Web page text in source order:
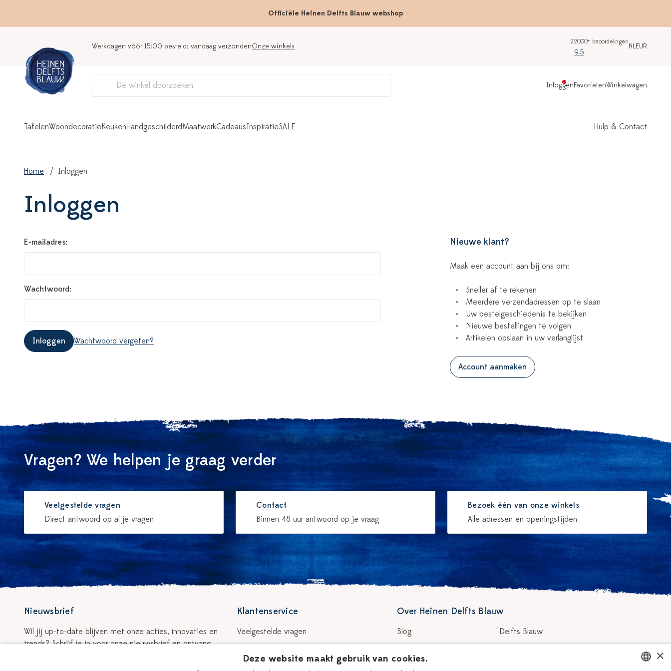
Officiële Heinen Delfts Blauw webshop
Werkdagen vóór 15:00 besteld; vandaag verzondenOnze winkels
22000+ beoordelingen
9.5
NLEUR
InloggenFavorietenWinkelwagen
TafelenWoondecoratieKeukenHandgeschilderdMaatwerkCadeausInspiratieSALE Hulp & Contact
Home Inloggen
Inloggen
E-mailadres:
Wachtwoord:
Inloggen Wachtwoord vergeten?
Nieuwe klant?
Maak een account aan bij ons om:
Sneller af te rekenen
Meerdere verzendadressen op te slaan
Uw bestelgeschiedenis te bekijken
Nieuwe bestellingen te volgen
Artikelen opslaan in uw verlanglijst
Account aanmaken
Vragen? We helpen je graag verder
Veelgestelde vragen
Direct antwoord op al je vragen
Contact
Binnen 48 uur antwoord op je vraag
Bezoek één van onze winkels
Alle adressen en openingstijden
Nieuwsbrief
Wil jij up-to-date blijven met onze acties, innovaties en
trends? Schrijf je in voor onze nieuwsbrief en ontvang
Klantenservice
Veelgestelde vragen
Retour & garantie
Over Heinen Delfts Blauw
Blog
Onze plateelschilders
Delfts Blauw
×
Deze website maakt gebruik van cookies.